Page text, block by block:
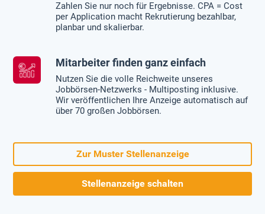
Zahlen Sie nur noch für Ergebnisse. CPA = Cost
per Application macht Rekrutierung bezahlbar,
planbar und skalierbar.
Mitarbeiter finden ganz einfach
Nutzen Sie die volle Reichweite unseres
Jobbörsen-Netzwerks - Multiposting inklusive.
Wir veröffentlichen Ihre Anzeige automatisch auf
über 70 großen Jobbörsen.
Zur Muster Stellenanzeige
Stellenanzeige schalten